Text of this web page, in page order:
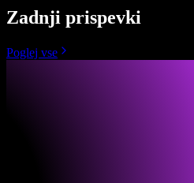
Zadnji prispevki
Poglej vse